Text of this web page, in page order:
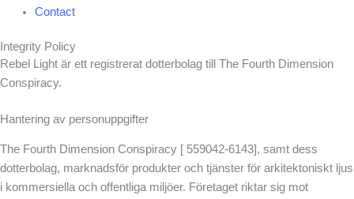
Contact
Integrity Policy
Rebel Light är ett registrerat dotterbolag till The Fourth Dimension
Conspiracy.
Hantering av personuppgifter
The Fourth Dimension Conspiracy [ 559042-6143], samt dess
dotterbolag, marknadsför produkter och tjänster för arkitektoniskt ljus
i kommersiella och offentliga miljöer. Företaget riktar sig mot